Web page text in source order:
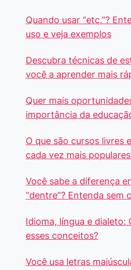
Quando usar “etc.”?
uso e veja exemplos
Descubra técnicas de
você a aprender mais
Quer mais
importância da
O que são cursos livres
cada vez mais
Você sabe a diferença
“dentre”? Entenda sem
Idioma, língua e dialeto:
esses conceitos?
Você usa letras